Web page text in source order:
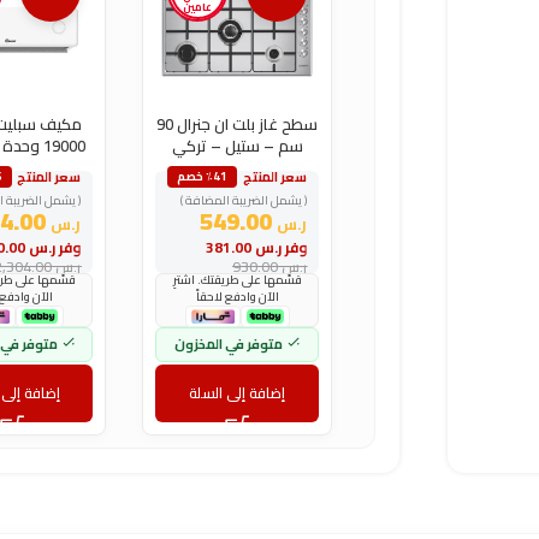
عامين
سطح غاز بلت ان جنرال 90
سم – ستيل – تركي
سعر المنتج
٪41 خصم
( يشمل الضريبة المضافة )
ر.س549.00
وفرر.س
ر.س930.00
قسّمها على طريقتك. اشترِ
الآن وادفع لاحقاً
متوفر في المخزون
إضافة إلى السلة
مكيف
19000
بارد –
سعر المنتج
( يشمل الضريبة
ر.س1,694.00
وفرر.س
ر.س2,304.00
قسّمها على
الآن
متوفر
إضافة